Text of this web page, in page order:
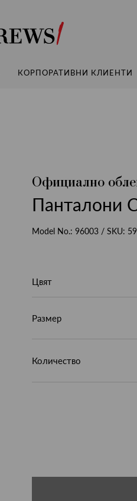
Andrews
КОРПОРАТИВНИ КЛИЕНТИ
Официално
Панталони
Model No.: 96003 / SKU:
Цвят
Размер
Количество